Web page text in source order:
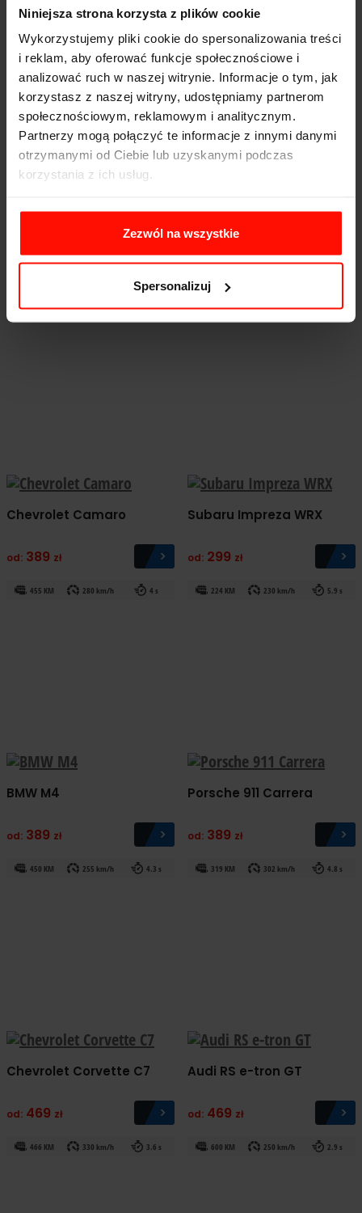
Niniejsza strona korzysta z plików cookie
Wykorzystujemy pliki cookie do spersonalizowania treści
i reklam, aby oferować funkcje społecznościowe i
analizować ruch w naszej witrynie. Informacje o tym, jak
korzystasz z naszej witryny, udostępniamy partnerom
społecznościowym, reklamowym i analitycznym.
Partnerzy mogą połączyć te informacje z innymi danymi
otrzymanymi od Ciebie lub uzyskanymi podczas
korzystania z ich usług.
Zezwól na wszystkie
Spersonalizuj
Chevrolet Corvette C8
od: 469 zł
482 KM
2.8 s
421 KM 250 km/h 4.8 s
Mitsubishi Lancer Evo 10
od: 319
295 KM 250 km/h 5.7 s
Chevrolet Camaro
od: 389 zł
455 KM 280 km/h 4 s
Subaru Impreza WRX
od: 299 zł
224 KM 230 km/h 5.9 s
BMW M4
od: 389 zł
450 KM 255 km/h 4.3 s
Porsche 911 Carrera
od: 389 zł
319 KM 302 km/h 4.8 s
Chevrolet Corvette C7
od: 469 zł
466 KM 330 km/h 3.6 s
Audi RS e-tron GT
od: 469 zł
600 KM 250 km/h 2.9 s